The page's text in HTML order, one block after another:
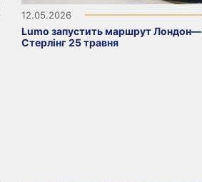
12.05.2026
Lumo запустить маршрут Лондон—
Стерлінг 25 травня